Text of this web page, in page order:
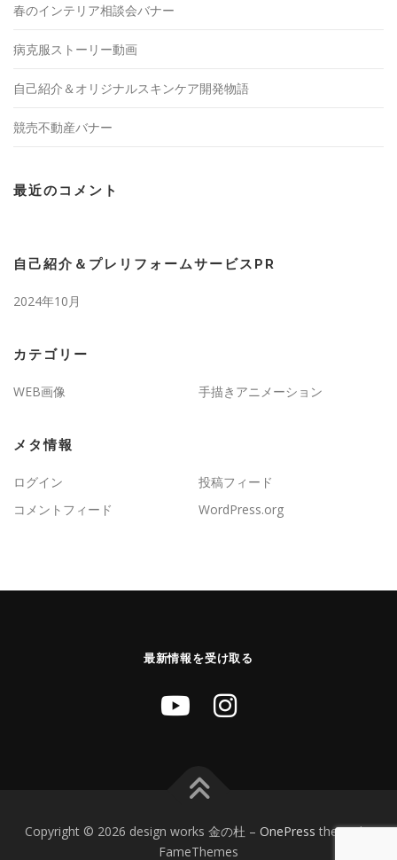
春のインテリア相談会バナー
病克服ストーリー動画
自己紹介＆オリジナルスキンケア開発物語
競売不動産バナー
最近のコメント
自己紹介＆プレリフォームサービスPR
2024年10月
カテゴリー
WEB画像 手描きアニメーション
メタ情報
ログイン
投稿フィード
コメントフィード
WordPress.org
最新情報を受け取る
Copyright © 2026 design works 金の杜 – OnePress theme by
FameThemes